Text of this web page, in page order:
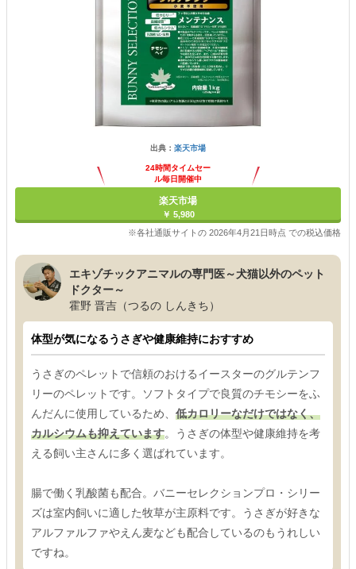
出典： 楽天市場
24時間タイムセー
ル毎日開催中
楽天市場
￥ 5,980
※各社通販サイトの 2026年4月21日時点 での税込価格
エキゾチックアニマルの専門医～犬猫以外のペット
ドクター～
霍野 晋吉（つるの しんきち）
体型が気になるうさぎや健康維持におすすめ
うさぎのペレットで信頼のおけるイースターのグルテンフ
リーのペレットです。ソフトタイプで良質のチモシーをふ
んだんに使用しているため、 低カロリーなだけではなく、
カルシウムも抑えています。うさぎの体型や健康維持を考
える飼い主さんに多く選ばれています。
腸で働く乳酸菌も配合。バニーセレクションプロ・シリー
ズは室内飼いに適した牧草が主原料です。うさぎが好きな
アルファルファやえん麦なども配合しているのもうれしい
ですね。